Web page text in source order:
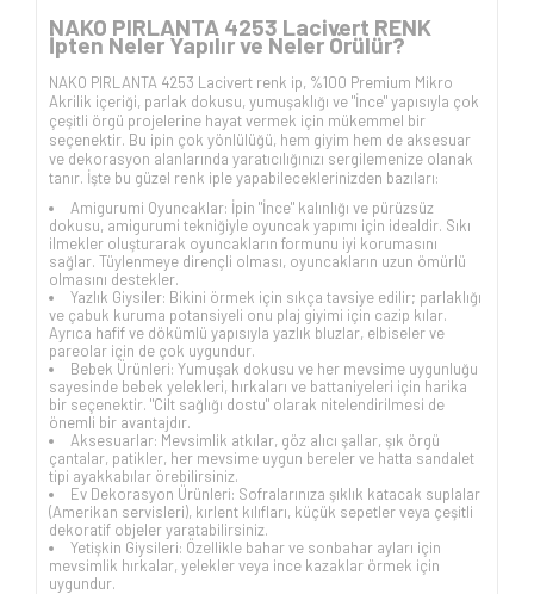
NAKO PIRLANTA 4253 Lacivert RENK
İpten Neler Yapılır ve Neler Örülür?
NAKO PIRLANTA 4253 Lacivert renk ip, %100 Premium Mikro
Akrilik içeriği, parlak dokusu, yumuşaklığı ve "İnce" yapısıyla çok
çeşitli örgü projelerine hayat vermek için mükemmel bir
seçenektir. Bu ipin çok yönlülüğü, hem giyim hem de aksesuar
ve dekorasyon alanlarında yaratıcılığınızı sergilemenize olanak
tanır. İşte bu güzel renk iple yapabileceklerinizden bazıları:
Amigurumi Oyuncaklar: İpin "İnce" kalınlığı ve pürüzsüz
dokusu, amigurumi tekniğiyle oyuncak yapımı için idealdir. Sıkı
ilmekler oluşturarak oyuncakların formunu iyi korumasını
sağlar. Tüylenmeye dirençli olması, oyuncakların uzun ömürlü
olmasını destekler.
Yazlık Giysiler: Bikini örmek için sıkça tavsiye edilir; parlaklığı
ve çabuk kuruma potansiyeli onu plaj giyimi için cazip kılar.
Ayrıca hafif ve dökümlü yapısıyla yazlık bluzlar, elbiseler ve
pareolar için de çok uygundur.
Bebek Ürünleri: Yumuşak dokusu ve her mevsime uygunluğu
sayesinde bebek yelekleri, hırkaları ve battaniyeleri için harika
bir seçenektir. "Cilt sağlığı dostu" olarak nitelendirilmesi de
önemli bir avantajdır.
Aksesuarlar: Mevsimlik atkılar, göz alıcı şallar, şık örgü
çantalar, patikler, her mevsime uygun bereler ve hatta sandalet
tipi ayakkabılar örebilirsiniz.
Ev Dekorasyon Ürünleri: Sofralarınıza şıklık katacak suplalar
(Amerikan servisleri), kırlent kılıfları, küçük sepetler veya çeşitli
dekoratif objeler yaratabilirsiniz.
Yetişkin Giysileri: Özellikle bahar ve sonbahar ayları için
mevsimlik hırkalar, yelekler veya ince kazaklar örmek için
uygundur.